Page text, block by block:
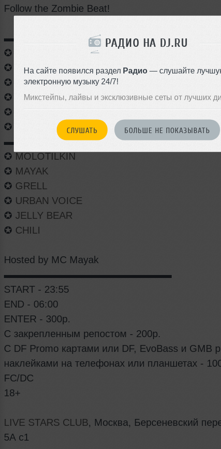
РАДИО НА DJ.RU
На сайте появился раздел Радио — слушайте
электронную музыку 24/7!
Микстейпы, лайвы и эксклюзивные сеты от лучших
СЛУШАТЬ БОЛЬШЕ НЕ ПОКАЗЫВАТЬ
Follow the Zombie Beat!
▬▬▬▬▬▬ 1st Stage ▬▬▬▬▬▬
✪
✪
ANTIRA(Birthday set)
✪
ZAH4R
✪
NOSENSE
✪
✪
OSTEAL BRAIN
▬▬▬▬▬▬ 2nd Stage ▬▬▬▬▬▬
✪ MOLOTILKIN
✪ MAYAK
✪ GRELL
✪ URBAN VOICE
✪ JELLY BEAR
✪ CHILI
Hosted by MC Mayak
▬▬▬▬▬▬▬▬▬▬▬▬▬▬▬▬▬
START - 23:55
END - 06:00
ENTER - 300р.
C закрепленным репостом - 200р.
С DF Promo картами или DF, EvoBass и GMB
наклейками на телефонах или планшетах -
FC/DC
18+
LIVE STARS CLUB, Москва, Берсеневский
5А с1